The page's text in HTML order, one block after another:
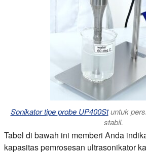
Sonikator tipe probe UP400Stuntuk
stabil.
Tabel di bawah ini memberi Anda
kapasitas pemrosesan ultrasonikator